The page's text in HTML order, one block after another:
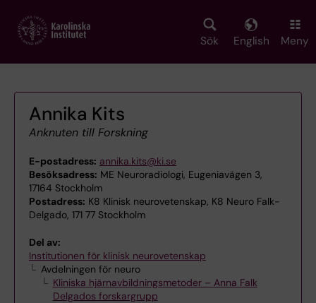
main
Sök English Meny
Annika Kits
Anknuten till Forskning
E-postadress: annika.kits@ki.se
Besöksadress: ME Neuroradiologi, Eugeniavägen 3,
17164 Stockholm
Postadress: K8 Klinisk neurovetenskap, K8 Neuro Falk-
Delgado, 171 77 Stockholm
Del av:
Institutionen för klinisk neurovetenskap
Avdelningen för neuro
Kliniska hjärnavbildningsmetoder – Anna Falk
Delgados forskargrupp